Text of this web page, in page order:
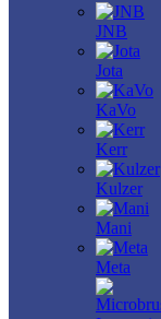
JNB
Jota
KaVo
Kerr
Kulzer
Mani
Meta